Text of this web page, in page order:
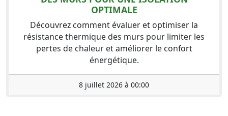
OPTIMALE
Découvrez comment évaluer et optimiser la
résistance thermique des murs pour limiter les
pertes de chaleur et améliorer le confort
énergétique.
8 juillet 2026 à 00:00